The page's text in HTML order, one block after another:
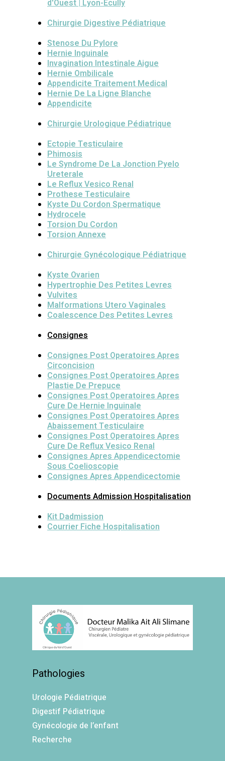
d'Ouest | Lyon-Ecully
Chirurgie Digestive Pédiatrique
Stenose Du Pylore
Hernie Inguinale
Invagination Intestinale Aigue
Hernie Ombilicale
Appendicite Traitement Medical
Hernie De La Ligne Blanche
Appendicite
Chirurgie Urologique Pédiatrique
Ectopie Testiculaire
Phimosis
Le Syndrome De La Jonction Pyelo
Ureterale
Le Reflux Vesico Renal
Prothese Testiculaire
Kyste Du Cordon Spermatique
Hydrocele
Torsion Du Cordon
Torsion Annexe
Chirurgie Gynécologique Pédiatrique
Kyste Ovarien
Hypertrophie Des Petites Levres
Vulvites
Malformations Utero Vaginales
Coalescence Des Petites Levres
Consignes
Consignes Post Operatoires Apres
Circoncision
Consignes Post Operatoires Apres
Plastie De Prepuce
Consignes Post Operatoires Apres
Cure De Hernie Inguinale
Consignes Post Operatoires Apres
Abaissement Testiculaire
Consignes Post Operatoires Apres
Cure De Reflux Vesico Renal
Consignes Apres Appendicectomie
Sous Coelioscopie
Consignes Apres Appendicectomie
Documents Admission Hospitalisation
Kit Dadmission
Courrier Fiche Hospitalisation
Pathologies
Urologie Pédiatrique
Digestif Pédiatrique
Gynécologie de l’enfant
Recherche